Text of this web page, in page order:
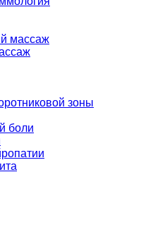
массаж
зоны
боли